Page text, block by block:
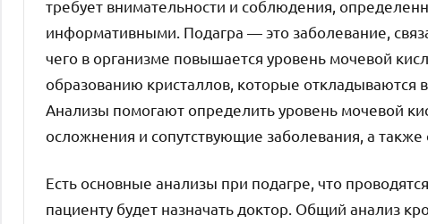
требует внимательности и соблюдения,
информативными. Подагра — это заболевание,
чего в организме повышается уровень мочевой
образованию кристаллов, которые откладываются
Анализы помогают определить уровень мочевой
осложнения и сопутствующие заболевания, а
Есть основные анализы при подагре, что
пациенту будет назначать доктор. Общий анализ